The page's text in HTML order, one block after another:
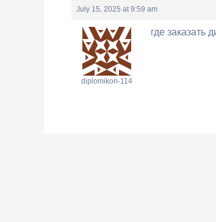
July 15, 2025 at 9:59 am
diplomikon-114
где заказать